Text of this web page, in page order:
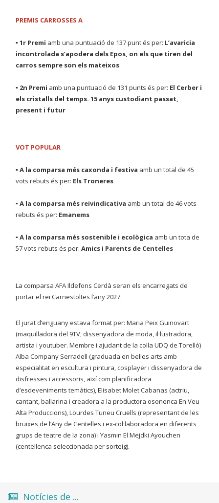
PREMIS CARROSSES A
▪ 1r Premi amb una puntuació de 137 punt és per: L’avaricia
incontrolada s’apodera dels Epos, on els que tiren del
carros sempre son els mateixos
▪ 2n Premi amb una puntuació de 131 punts és per: El Cerber i
els cristalls del temps. 15 anys custodiant passat,
present i futur
VOT POPULAR
▪ A la comparsa més caxonda i festiva amb un total de 45
vots rebuts és per: Els Troneres
▪ A la comparsa més reivindicativa amb un total de 46 vots
rebuts és per: Emanems
▪ A la comparsa més sostenible i ecològica amb un tota de
57 vots rebuts és per: Amics i Parents de Centelles
La comparsa AFA Ildefons Cerdà seran els encarregats de
portar el rei Carnestoltes l’any 2027.
El jurat d’enguany estava format per: Maria Peix Guinovart
(maquilladora del 9TV, dissenyadora de moda, il·lustradora,
artista i youtuber. Membre i ajudant de la colla UDQ de Torelló)
Alba Company Serradell (graduada en belles arts amb
especialitat en escultura i pintura, cosplayer i dissenyadora de
disfresses i accessoris, així com planificadora
d’esdeveniments temàtics), Elisabet Molet Cabanas (actriu,
cantant, ballarina i creadora a la productora osonenca En Veu
Alta Produccions), Lourdes Tuneu Cruells (representant de les
bruixes de l’Any de Centelles i ex-col·laboradora en diferents
grups de teatre de la zona) i Yasmin El Mejdki Ayouchen
(centellenca seleccionada per sorteig).
Notícies de ...